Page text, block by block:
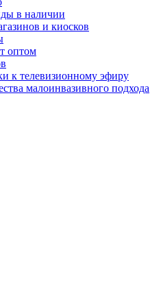
в наличии
и киосков
оптом
к телевизионному эфиру
малоинвазивного подхода